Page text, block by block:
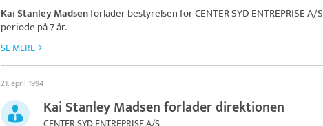
Kai Stanley Madsenforlader bestyrelsen forCENTER SYD ENTREPRISE A/S
periode på 7 år.
SE MERE
21. april 1994
Kai Stanley Madsen forlader direktionen